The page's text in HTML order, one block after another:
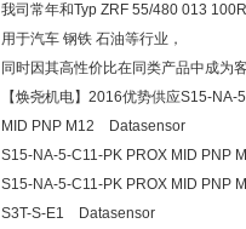
我司常年和Typ ZRF 55/480 013
用于汽车 钢铁 石油等行业，
同时因其高性价比在同类产品中成
【焕尧机电】2016优势供应S15-
MID PNP M12 Datasensor
S15-NA-5-C11-PK PROX MID PNP
S15-NA-5-C11-PK PROX MID PNP
S3T-S-E1 Datasensor